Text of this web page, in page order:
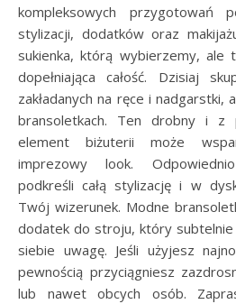
kompleksowych przygotowań
stylizacji, dodatków oraz
sukienka, którą wybierzemy, ale
dopełniająca całość. Dzisiaj
zakładanych na ręce i nadgarstki,
bransoletkach. Ten drobny i z
element biżuterii może
imprezowy look.
podkreśli całą stylizację i w
Twój wizerunek. Modne
dodatek do stroju, który subtelnie
siebie uwagę. Jeśli użyjesz
pewnością przyciągniesz
lub nawet obcych osób.